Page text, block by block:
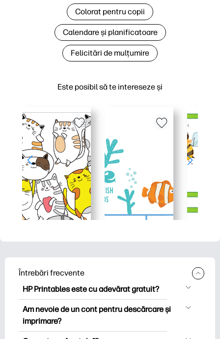
Este posibil să te intereseze și
Colorat pentru copii
Calendare și planificatoare
Felicitări de mulțumire
Întrebări frecvente
HP Printables este cu adevărat gratuit?
HP Printables oferă peste 2.500 de
imprimabile gratuite pentru descărcare
și imprimare. Explorați pagini de colorat
Am nevoie de un cont pentru descărcare și
imprimare?
Puteți explora și imprima fără a crea un